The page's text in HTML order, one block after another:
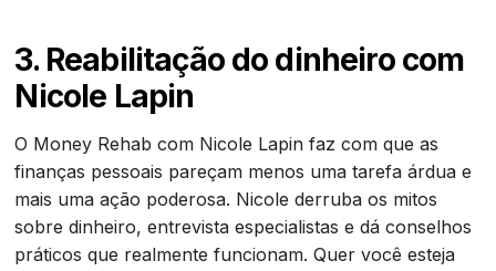
3. Reabilitação do dinheiro com
Nicole Lapin
O Money Rehab com Nicole Lapin faz com que as
finanças pessoais pareçam menos uma tarefa árdua e
mais uma ação poderosa. Nicole derruba os mitos
sobre dinheiro, entrevista especialistas e dá conselhos
práticos que realmente funcionam. Quer você esteja